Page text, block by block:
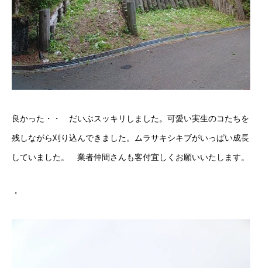
良かった・・ だいぶスッキリしました。可愛い実生のコたちを
残しながら刈り込んできました。ムラサキシキブがいっぱい成長
していました。 業者仲間さんも客付宜しくお願いいたします。
・